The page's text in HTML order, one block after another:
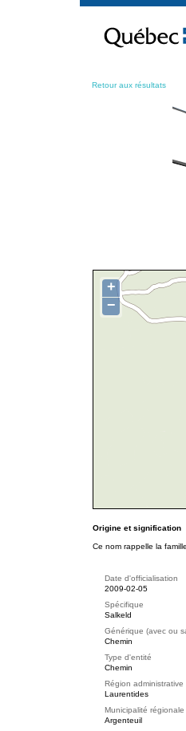
contenu
Retour aux résultats
+
−
Origine et signification
Ce nom rappelle la
Date d'officialisation
2009-02-05
Spécifique
Salkeld
Générique (avec ou
Chemin
Type d'entité
Chemin
Région administrative
Laurentides
Municipalité
Argenteuil